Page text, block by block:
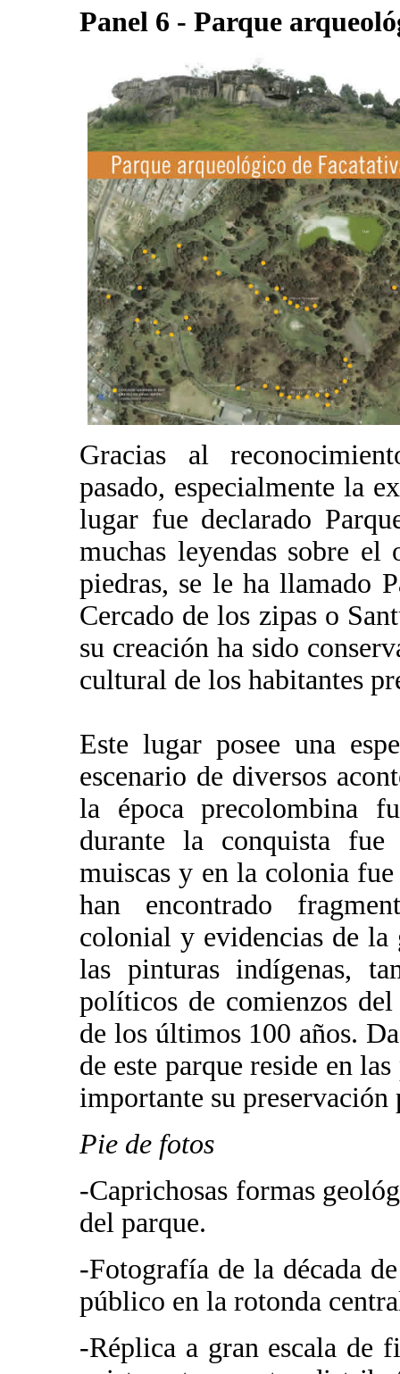
Panel 6 - Parque
Gracias al
pasado, especialmente la
lugar fue declarado
muchas leyendas sobre
piedras, se le ha llamado
Cercado de los zipas o
su creación ha sido
cultural de los habitantes
Este lugar posee una
escenario de diversos
la época precolombina
durante la conquista
muiscas y en la colonia
han encontrado
colonial y evidencias de
las pinturas indígenas,
políticos de comienzos
de los últimos 100 años.
de este parque reside en
importante su preservación
Pie de fotos
-Caprichosas formas
del parque.
-Fotografía de la década
público en la rotonda
-Réplica a gran escala de